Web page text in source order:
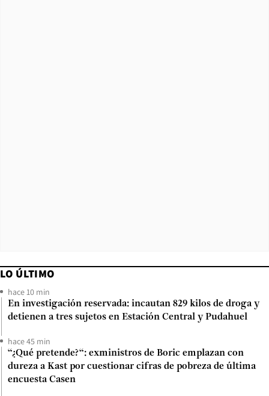
LO ÚLTIMO
hace 10 min
En investigación reservada: incautan 829 kilos de droga y
detienen a tres sujetos en Estación Central y Pudahuel
hace 45 min
“¿Qué pretende?“: exministros de Boric emplazan con
dureza a Kast por cuestionar cifras de pobreza de última
encuesta Casen